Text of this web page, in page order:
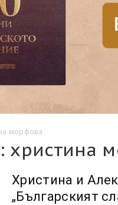
морфова
христина
Христина и
„Българският